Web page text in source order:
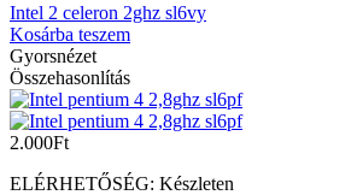
Intel 2 celeron 2ghz sl6vy
Kosárba teszem
Gyorsnézet
Összehasonlítás
2.000Ft
ELÉRHETŐSÉG: Készleten